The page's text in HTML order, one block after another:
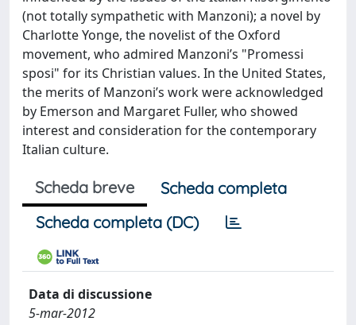
(not totally sympathetic with Manzoni); a novel by
Charlotte Yonge, the novelist of the Oxford
movement, who admired Manzoni’s "Promessi
sposi" for its Christian values. In the United States,
the merits of Manzoni’s work were acknowledged
by Emerson and Margaret Fuller, who showed
interest and consideration for the contemporary
Italian culture.
Scheda breve
Scheda completa
Scheda completa (DC)
Data di discussione
5-mar-2012